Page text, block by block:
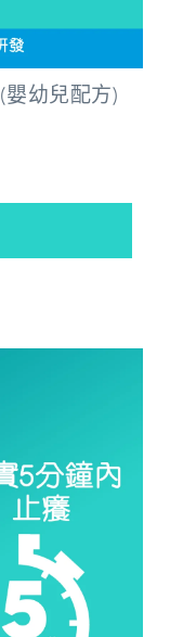
幼兒配方)